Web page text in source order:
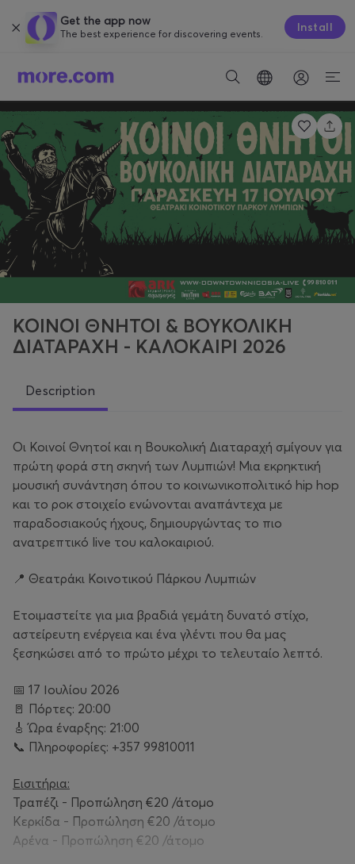
Get the app now
The best experience for discovering events. Install
ΚΟΙΝΟΙ ΘΝΗΤΟΙ & ΒΟΥΚΟΛΙΚΗ
ΔΙΑΤΑΡΑΧΗ - ΚΑΛΟΚΑΙΡΙ 2026
Description
Οι Κοινοί Θνητοί και η Βουκολική Διαταραχή σμίγουν για
πρώτη φορά στη σκηνή των Λυμπιών! Μια εκρηκτική
μουσική συνάντηση όπου το κοινωνικοπολιτικό hip hop
και το ροκ στοιχείο ενώνονται αναπάντεχα με
παραδοσιακούς ήχους, δημιουργώντας το πιο
ανατρεπτικό live του καλοκαιριού.
📍 Θεατράκι Κοινοτικού Πάρκου Λυμπιών
Ετοιμαστείτε για μια βραδιά γεμάτη δυνατό στίχο,
αστείρευτη ενέργεια και ένα γλέντι που θα μας
ξεσηκώσει από το πρώτο μέχρι το τελευταίο λεπτό.
📅 17 Ιουλίου 2026
🚪 Πόρτες: 20:00
🎸 Ώρα έναρξης: 21:00
📞 Πληροφορίες: +357 99810011
Εισιτήρια:
Τραπέζι - Προπώληση €20 /άτομο
Κερκίδα - Προπώληση €‎20 /άτομο
Αρένα - Προπώληση €20 /άτομο